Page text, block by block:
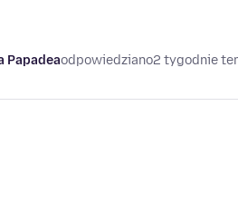
Papadeaodpowiedziano2 tygodnie